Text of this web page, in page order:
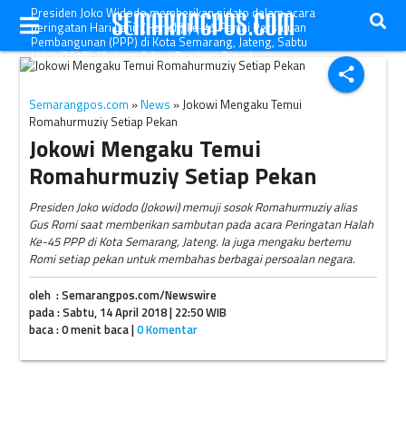
share
Presiden Joko Widodo memberikan pidato dalam acara
peringatan Hari Lahir (Harlah) ke-45 Partai Persatuan
Pembangunan (PPP) di Kota Semarang, Jateng, Sabtu
(14/4/2018). (Antara-Aditya Pradana Putra)
Semarangpos.com » News » Jokowi Mengaku Temui
Romahurmuziy Setiap Pekan
Jokowi Mengaku Temui
Romahurmuziy Setiap Pekan
Presiden Joko widodo (Jokowi) memuji sosok Romahurmuziy alias
Gus Romi saat memberikan sambutan pada acara Peringatan Halah
Ke-45 PPP di Kota Semarang, Jateng. Ia juga mengaku bertemu
Romi setiap pekan untuk membahas berbagai persoalan negara.
oleh : Semarangpos.com/Newswire
pada : Sabtu, 14 April 2018 | 22:50 WIB
baca : 0 menit baca |0 Komentar